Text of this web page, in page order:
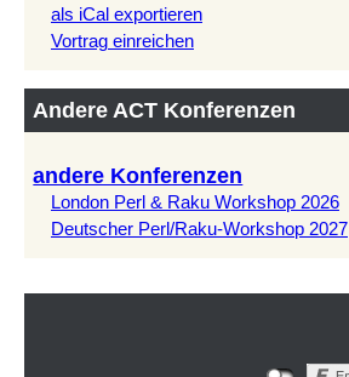
als iCal exportieren
Vortrag einreichen
Andere ACT Konferenzen
andere Konferenzen
London Perl & Raku Workshop 2026
Deutscher Perl/Raku-Workshop 2027